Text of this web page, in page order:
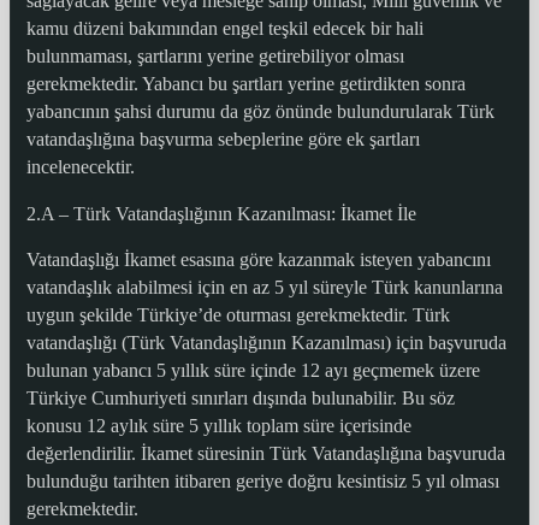
kamu düzeni bakımından engel teşkil edecek bir hali
bulunmaması, şartlarını yerine getirebiliyor olması
gerekmektedir. Yabancı bu şartları yerine getirdikten sonra
yabancının şahsi durumu da göz önünde bulundurularak Türk
vatandaşlığına başvurma sebeplerine göre ek şartları
incelenecektir.
2.A – Türk Vatandaşlığının Kazanılması: İkamet İle
Vatandaşlığı İkamet esasına göre kazanmak isteyen yabancını
vatandaşlık alabilmesi için en az 5 yıl süreyle Türk kanunlarına
uygun şekilde Türkiye’de oturması gerekmektedir. Türk
vatandaşlığı (Türk Vatandaşlığının Kazanılması) için başvuruda
bulunan yabancı 5 yıllık süre içinde 12 ayı geçmemek üzere
Türkiye Cumhuriyeti sınırları dışında bulunabilir. Bu söz
konusu 12 aylık süre 5 yıllık toplam süre içerisinde
değerlendirilir. İkamet süresinin Türk Vatandaşlığına başvuruda
bulunduğu tarihten itibaren geriye doğru kesintisiz 5 yıl olması
gerekmektedir.